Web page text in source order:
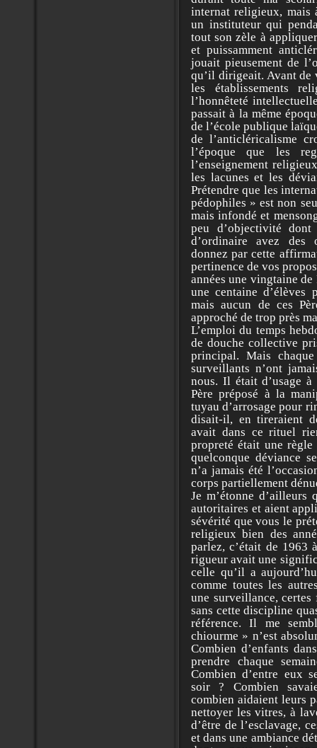
internat religieux, mais
un instituteur qui
tout son zèle à
et puissamment
jouait pieusement de
qu’il dirigeait. Avant de
les établissements
l’honnêteté
passait à la même
de l’école publique
de l’anticléricalisme
l’époque que les
l’enseignement
les lacunes et les
Prétendre que les
pédophiles » est non
mais infondé et
peu d’objectivité
d’ordinaire avez des
donnez par cette
pertinence de vos
années une vingtaine de
une centaine d’élèves
mais aucun de ces
approché de trop près
L’emploi du temps
de douche collective
principal. Mais
surveillants n’ont
nous. Il était d’usage
Père préposé à la
tuyau d’arrosage pour
disait-il, en tireraient
avait dans ce rituel
propreté était une
quelconque déviance
n’a jamais été
corps partiellement
Je m’étonne d’ailleurs
autoritaires et aient
sévérité que vous le
religieux bien des
parlez, c’était de 1963
rigueur avait une
celle qu’il a
comme toutes les
une surveillance, certes
sans cette discipline
référence. Il me
chiourme » n’est
Combien d’enfants
prendre chaque
Combien d’entre eux
soir ? Combien
combien aidaient leurs
nettoyer les vitres, à
d’être de l’esclavage,
et dans une ambiance